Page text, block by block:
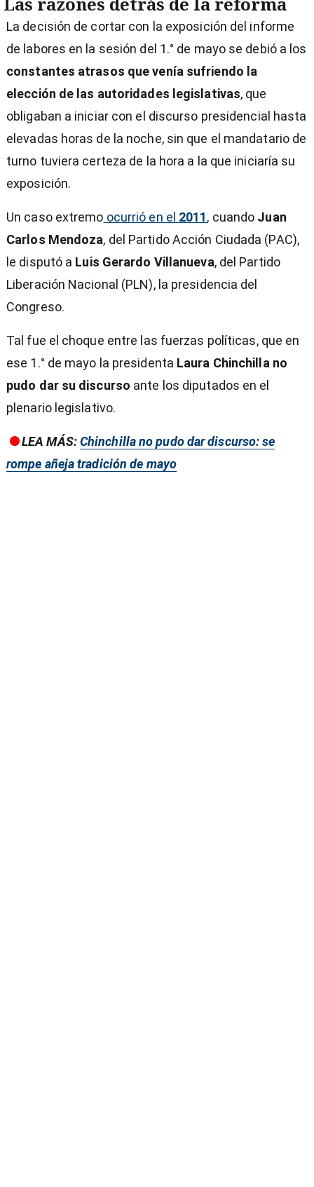
La decisión de cortar con la exposición del informe
de labores en la sesión del 1.° de mayo se debió a los
constantes atrasos que venía sufriendo la
elección de las autoridades legislativas, que
obligaban a iniciar con el discurso presidencial hasta
elevadas horas de la noche, sin que el mandatario de
turno tuviera certeza de la hora a la que iniciaría su
exposición.
Un caso extremo ocurrió en el 2011, cuando Juan
Carlos Mendoza, del Partido Acción Ciudada (PAC),
le disputó a Luis Gerardo Villanueva, del Partido
Liberación Nacional (PLN), la presidencia del
Congreso.
Tal fue el choque entre las fuerzas políticas, que en
ese 1.° de mayo la presidenta Laura Chinchilla no
pudo dar su discurso ante los diputados en el
plenario legislativo.
LEA MÁS:Chinchilla no pudo dar discurso: se
rompe añeja tradición de mayo